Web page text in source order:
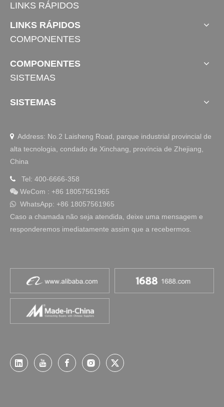
LINKS RÁPIDOS
LINKS RÁPIDOS
COMPONENTES
COMPONENTES
SISTEMAS
SISTEMAS
 Address: No.2 Laisheng Road, parque industrial provincial de
alta tecnologia, condado de Xinchang, província de Zhejiang,
China
 Tel: 400-6666-358
 WeCom : +86 18057561965
 WhatsApp: +86 18057561965
Caso a chamada não seja atendida, deixe uma mensagem e
responderemos imediatamente assim que a recebermos.